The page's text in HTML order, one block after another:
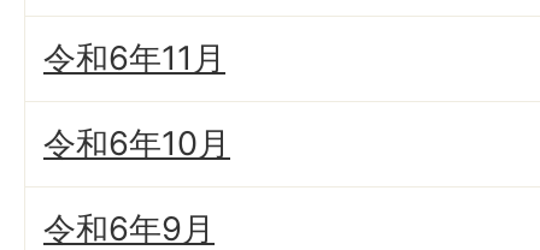
令和6年11月
令和6年10月
令和6年9月